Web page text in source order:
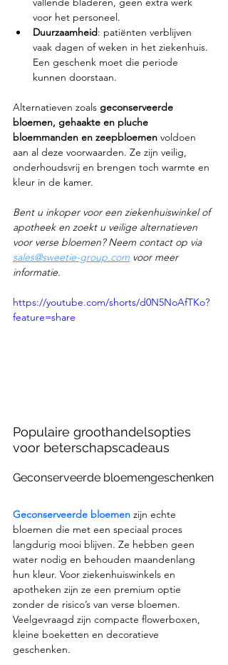
voor het personeel.
Duurzaamheid: patiënten verblijven
vaak dagen of weken in het ziekenhuis.
Een geschenk moet die periode
kunnen doorstaan.
Alternatieven zoals geconserveerde
bloemen, gehaakte en pluche
bloemmanden en zeepbloemen voldoen
aan al deze voorwaarden. Ze zijn veilig,
onderhoudsvrij en brengen toch warmte en
kleur in de kamer.
Bent u inkoper voor een ziekenhuiswinkel of
apotheek en zoekt u veilige alternatieven
voor verse bloemen? Neem contact op via
sales@sweetie-group.com voor meer
informatie.
https://youtube.com/shorts/d0N5NoAfTKo?
feature=share
Populaire groothandelsopties
voor beterschapscadeaus
Geconserveerde bloemengeschenken
Geconserveerde bloemen zijn echte
bloemen die met een speciaal proces
langdurig mooi blijven. Ze hebben geen
water nodig en behouden maandenlang
hun kleur. Voor ziekenhuiswinkels en
apotheken zijn ze een premium optie
zonder de risico’s van verse bloemen.
Veelgevraagd zijn compacte flowerboxen,
kleine boeketten en decoratieve
geschenken.